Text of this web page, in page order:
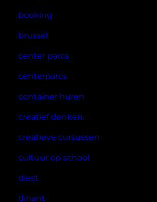
booking
brussel
center parcs
centerparcs
container huren
creatief denken
creatieve cursussen
cultuur op school
diest
dinant